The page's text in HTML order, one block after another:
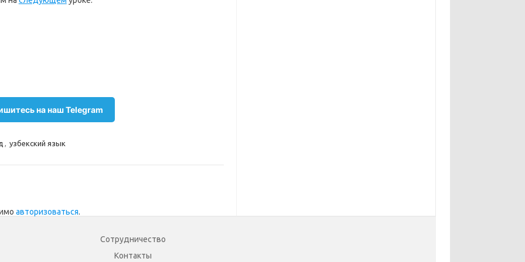
на наш Telegram
, узбекский язык
авторизоваться.
Сотрудничество
Контакты